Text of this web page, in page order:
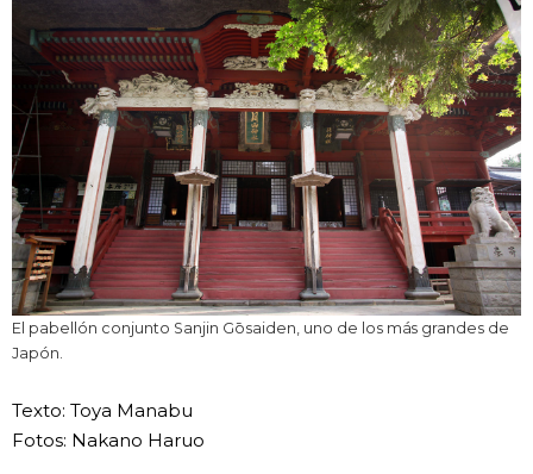
El pabellón conjunto Sanjin Gōsaiden, uno de los más grandes de
Japón.
Texto: Toya Manabu
Fotos: Nakano Haruo